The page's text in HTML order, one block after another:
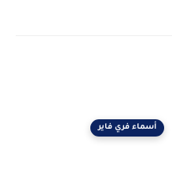
أسماء فري فاير